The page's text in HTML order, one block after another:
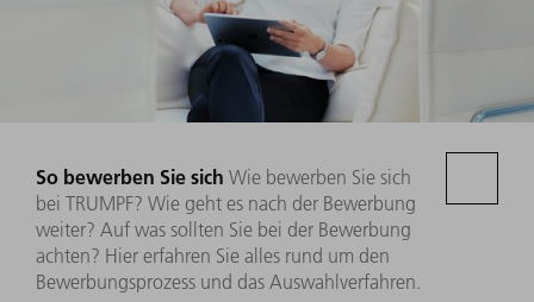
So bewerben Sie sich Wie bewerben Sie sich
bei TRUMPF? Wie geht es nach der Bewerbung
weiter? Auf was sollten Sie bei der Bewerbung
achten? Hier erfahren Sie alles rund um den
Bewerbungsprozess und das Auswahlverfahren.